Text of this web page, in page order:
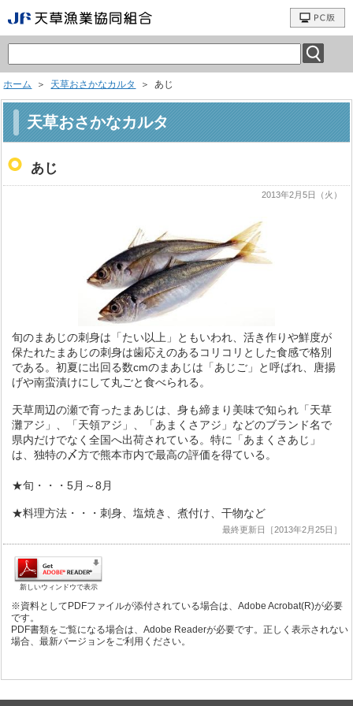
ホーム ＞ 天草おさかなカルタ ＞ あじ
天草おさかなカルタ
あじ
2013年2月5日（火）
旬のまあじの刺身は「たい以上」ともいわれ、活き作りや鮮度が
保たれたまあじの刺身は歯応えのあるコリコリとした食感で格別
である。初夏に出回る数cmのまあじは「あじご」と呼ばれ、唐揚
げや南蛮漬けにして丸ごと食べられる。
天草周辺の瀬で育ったまあじは、身も締まり美味で知られ「天草
灘アジ」、「天領アジ」、「あまくさアジ」などのブランド名で
県内だけでなく全国へ出荷されている。特に「あまくさあじ」
は、独特の〆方で熊本市内で最高の評価を得ている。
★旬・・・5月～8月
★料理方法・・・刺身、塩焼き、煮付け、干物など
最終更新日［2013年2月25日］
新しいウィンドウで表示
※資料としてPDFファイルが添付されている場合は、Adobe Acrobat(R)が必要
です。
PDF書類をご覧になる場合は、Adobe Readerが必要です。正しく表示されない
場合、最新バージョンをご利用ください。